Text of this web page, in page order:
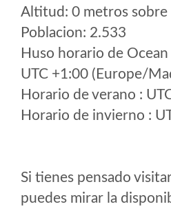
Altitud: 0 metros sobre
Poblacion: 2.533
Huso horario de
UTC +1:00 (Europe/
Horario de verano :
Horario de invierno :
Si tienes pensado
puedes mirar la